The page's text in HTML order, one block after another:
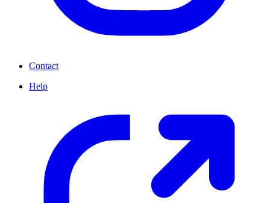
Contact
Help